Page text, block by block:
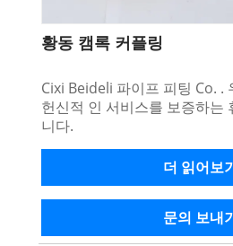
황동 캠록 커플링
Cixi Beideli 파이프 피팅 Co. .
헌신적 인 서비스를 보증하는
니다.
더 읽어보
문의 보내